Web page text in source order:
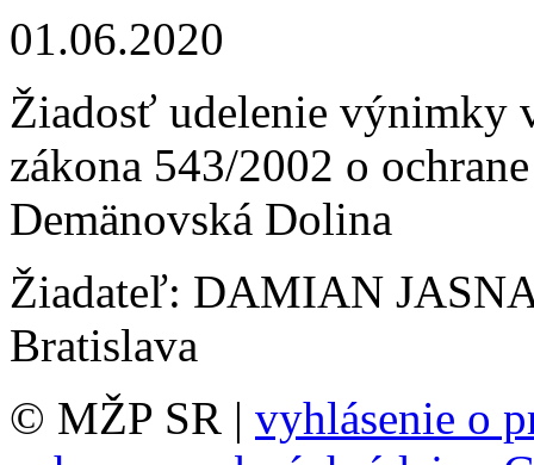
01.06.2020
Žiadosť udelenie výnimky
zákona 543/2002 o
Demänovská Dolina
Žiadateľ: DAMIAN
Bratislava
© MŽP SR | vyhlásenie o